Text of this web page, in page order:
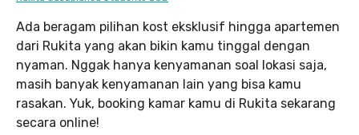
Ada beragam pilihan kost eksklusif hingga apartemen
dari Rukita yang akan bikin kamu tinggal dengan
nyaman. Nggak hanya kenyamanan soal lokasi saja,
masih banyak kenyamanan lain yang bisa kamu
rasakan. Yuk, booking kamar kamu di Rukita sekarang
secara online!